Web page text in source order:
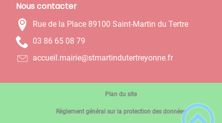
Nous contacter
Rue de la Place 89100 Saint-Martin du Tertre
97 80 56 68 30
rf.ennoyertretudnitramts@eiriam.lieucca
Plan du site
Règlement général sur la protection des données